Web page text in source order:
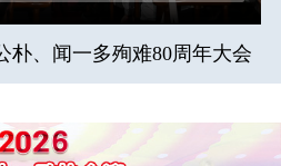
朴、闻一多殉难80周年大会